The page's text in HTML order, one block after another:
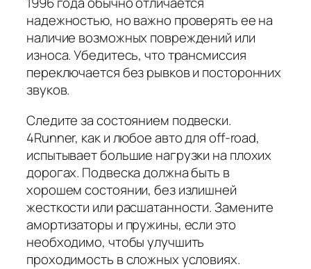
надежностью, но важно проверять ее на
наличие возможных повреждений или
износа. Убедитесь, что трансмиссия
переключается без рывков и посторонних
звуков.
Следите за состоянием подвески.
4Runner, как и любое авто для off-road,
испытывает большие нагрузки на плохих
дорогах. Подвеска должна быть в
хорошем состоянии, без излишней
жесткости или расшатанности. Замените
амортизаторы и пружины, если это
необходимо, чтобы улучшить
проходимость в сложных условиях.